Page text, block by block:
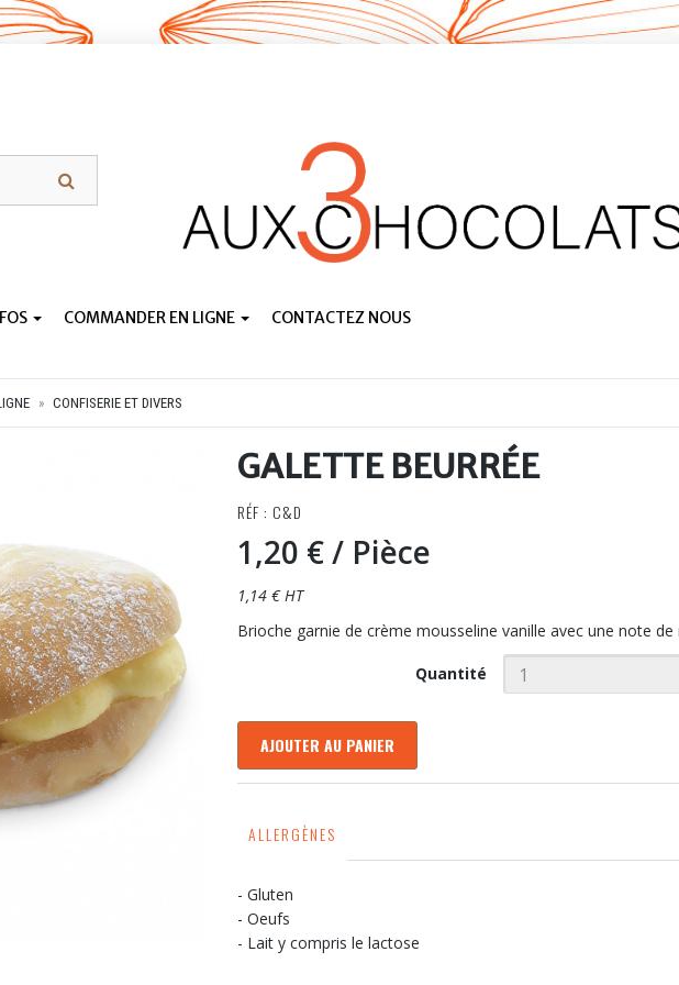
COMMANDER EN LIGNE CONTACTEZ NOUS
CONFISERIE ET DIVERS
GALETTE BEURRÉE
RÉF : C&D
1,20 €/ Pièce
1,14 € HT
Brioche garnie de crème mousseline vanille avec une note de
Quantité
AJOUTER AU PANIER
ALLERGÈNES
- Gluten
- Oeufs
- Lait y compris le lactose